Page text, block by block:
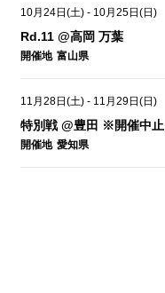
10月24日(土) - 10月25日(日)
Rd.11 @高岡 万葉
開催地 富山県
11月28日(土) - 11月29日(日)
特別戦 @豊田 ※開催中止
開催地 愛知県